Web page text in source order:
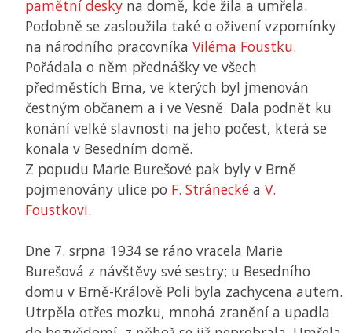
pamětní desky na domě, kde žila a umřela.
Podobně se zasloužila také o oživení vzpomínky
na národního pracovníka Viléma Foustku.
Pořádala o něm přednášky ve všech
předměstích Brna, ve kterých byl jmenován
čestným občanem a i ve Vesně. Dala podnět ku
konání velké slavnosti na jeho počest, která se
konala v Besedním domě.
Z popudu Marie Burešové pak byly v Brně
pojmenovány ulice po F. Stránecké a V.
Foustkovi.
Dne 7. srpna 1934 se ráno vracela Marie
Burešová z návštěvy své sestry; u Besedního
domu v Brně-Králově Poli byla zachycena autem.
Utrpěla otřes mozku, mnohá zranění a upadla